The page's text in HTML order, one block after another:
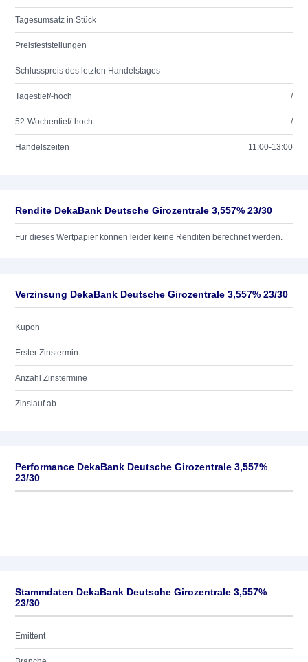
Tagesumsatz in Stück
Preisfeststellungen
Schlusspreis des letzten Handelstages
Tagestief/-hoch /
52-Wochentief/-hoch /
Handelszeiten 11:00-13:00
Rendite DekaBank Deutsche Girozentrale 3,557% 23/30
Für dieses Wertpapier können leider keine Renditen berechnet werden.
Verzinsung DekaBank Deutsche Girozentrale 3,557% 23/30
Kupon
Erster Zinstermin
Anzahl Zinstermine
Zinslauf ab
Performance DekaBank Deutsche Girozentrale 3,557%
23/30
Stammdaten DekaBank Deutsche Girozentrale 3,557%
23/30
Emittent